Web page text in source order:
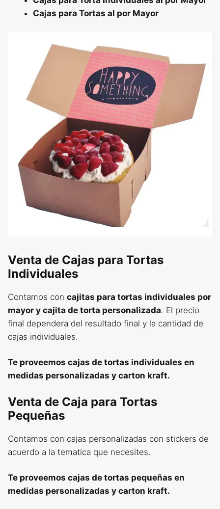
Cajas para Tortas al por Mayor
Venta de Cajas para Tortas
Individuales
Contamos con cajitas para tortas individuales por
mayor y cajita de torta personalizada. El precio
final dependera del resultado final y la cantidad de
cajas individuales.
Te proveemos cajas de tortas individuales en
medidas personalizadas y carton kraft.
Venta de Caja para Tortas
Pequeñas
Contamos con cajas personalizadas con stickers de
acuerdo a la tematica que necesites.
Te proveemos cajas de tortas pequeñas en
medidas personalizadas y carton kraft.